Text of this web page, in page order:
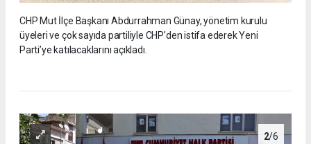
CHP Mut İlçe Başkanı Abdurrahman Günay, yönetim kurulu
üyeleri ve çok sayıda partiliyle CHP’den istifa ederek Yeni
Parti’ye katılacaklarını açıkladı.
2/6